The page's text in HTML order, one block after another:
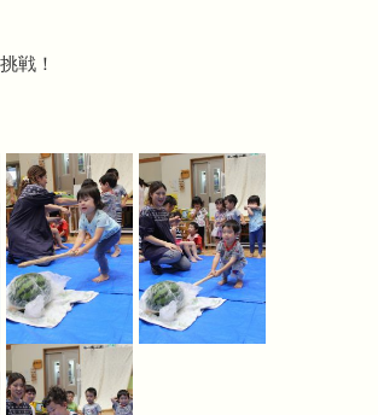
戦！